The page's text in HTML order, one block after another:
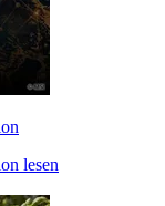
lesen